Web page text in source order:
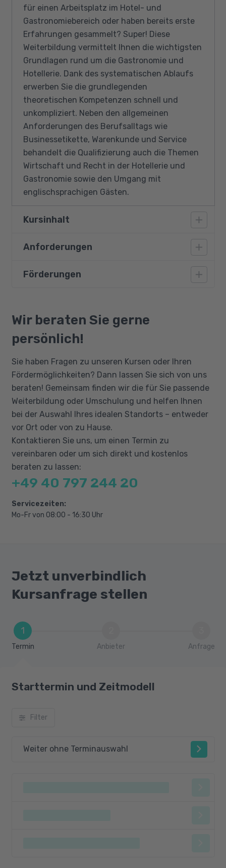
für einen Arbeitsplatz im Hotel- und
Gastronomiebereich oder haben bereits erste
Erfahrungen gesammelt? Super! Diese
Weiterbildung vermittelt Ihnen die wichtigsten
Grundlagen rund um die Gastronomie und
Hotellerie. Dank des systematischen Ablaufs
erwerben Sie die grundlegenden
theoretischen Kompetenzen schnell und
unkompliziert. Neben den allgemeinen
Anforderungen des Berufsalltags wie
Businessetikette, Warenkunde und Service
behandelt die Qualifizierung auch die Themen
Wirtschaft und Recht in der Hotellerie und
Gastronomie sowie den Umgang mit
englischsprachigen Gästen.
Kursinhalt
Deutsch für Hotel und Gastronomie
Nichtmuttersprachler
der Gastronomie
Business-Etikette
Hygiene
Wirtschaft und Recht
Recht, Haftung und Meldepflichten:
Umweltschutz
Abläufe und Warenkunde
Grundlagen Nahrungsmittel und Getränke
Restaurantwäsche
Menükunde
Umgang mit dem Gast
Englich für das Hotel und die Gastronomie
Anforderungen
Vorausgesetzt werden nachweisliche
und Gaststättengewerbe sollte vorhanden
sein. Eine serviceorientierte Einstellung, eine
positive und freundliche Ausstrahlung
mit Lebensmitteln erleichtern Ihnen den
erfolgreichen Abschluss.
Förderungen
Qualifizierungschancengesetz
Berufliche Rehabilitation
Wir beraten Sie gerne
persönlich!
Sie haben Fragen zu unseren Kursen oder Ihren
Fördermöglichkeiten? Dann lassen Sie sich von uns
beraten! Gemeinsam finden wir die für Sie passende
Weiterbildung oder Umschulung und helfen Ihnen
bei der Auswahl Ihres idealen Standorts – entweder
vor Ort oder von zu Hause.
Kontaktieren Sie uns, um einen Termin zu
vereinbaren oder um sich direkt und kostenlos
beraten zu lassen:
+49 40 797 244 20
Servicezeiten:
Mo-Fr von 08:00 - 16:30 Uhr
Jetzt unverbindlich
Kursanfrage stellen
1
Termin Anbieter Anfrage
Starttermin und Zeitmodell
Filter
Weiter ohne Terminauswahl